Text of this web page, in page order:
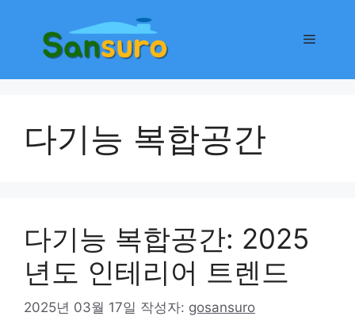
메
다기능 복합공간
다기능 복합공간: 2025
년도 인테리어 트렌드
2025년 03월 17일 작성자: gosansuro